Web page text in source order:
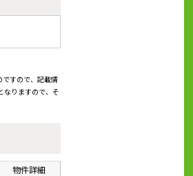
すので、記載情
なりますので、そ
物件詳細